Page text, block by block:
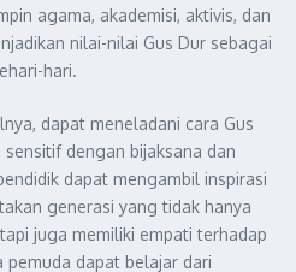
agama, akademisi, aktivis, dan
nilai-nilai Gus Dur sebagai
hari.
dapat meneladani cara Gus
dengan bijaksana dan
dapat mengambil inspirasi
generasi yang tidak hanya
juga memiliki empati terhadap
pemuda dapat belajar dari